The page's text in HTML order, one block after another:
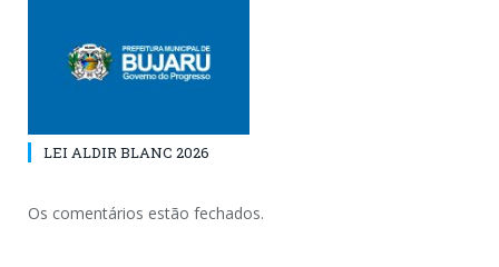
LEI ALDIR BLANC 2026
Os comentários estão fechados.